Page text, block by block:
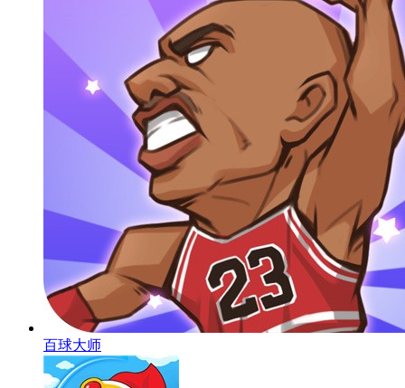
百球大师